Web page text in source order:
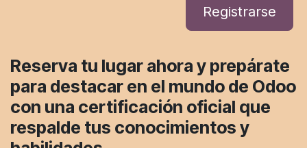
Registrarse
Reserva tu lugar ahora y prepárate
para destacar en el mundo de Odoo
con una certificación oficial que
respalde tus conocimientos y